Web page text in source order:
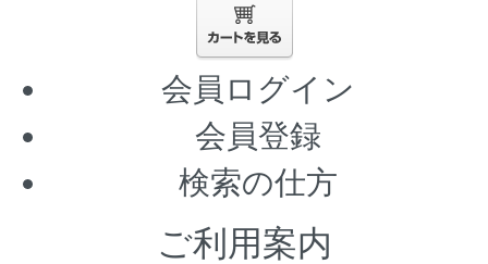
会員ログイン
会員登録
検索の仕方
ご利用案内